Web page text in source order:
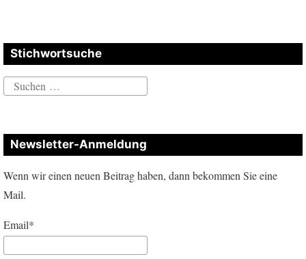
Schriften
der
Stichwortsuche
Suchen
Newsletter-Anmeldung
Wenn wir einen neuen Beitrag haben, dann bekommen Sie eine
Mail.
Email*